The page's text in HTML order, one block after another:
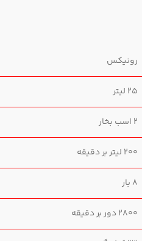
رونیکس
25 لیتر
2 اسب بخار
200 لیتر بر دقیقه
8 بار
2800 دور بر دقیقه